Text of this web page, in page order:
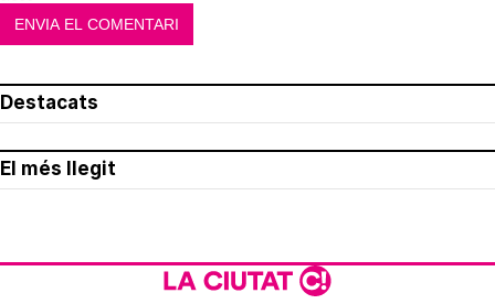
Destacats
El més llegit